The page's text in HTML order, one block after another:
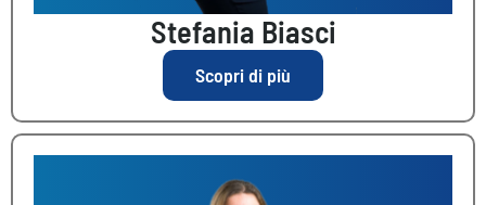
Stefania Biasci
Scopri di più